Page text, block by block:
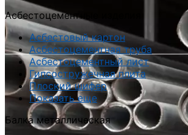
Асбестоцементные изделия
Асбестовый картон
Асбестоцементная труба
Асбестоцементный лист
Гипсостружечная плита
Плоский шифер
Показать еще
Балка металлическая